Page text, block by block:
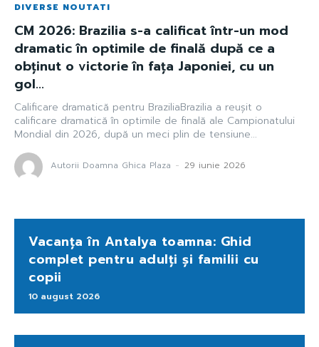
DIVERSE NOUTATI
CM 2026: Brazilia s-a calificat într-un mod
dramatic în optimile de finală după ce a
obținut o victorie în fața Japoniei, cu un
gol...
Calificare dramatică pentru BraziliaBrazilia a reușit o
calificare dramatică în optimile de finală ale Campionatului
Mondial din 2026, după un meci plin de tensiune...
Autorii Doamna Ghica Plaza - 29 iunie 2026
Vacanța în Antalya toamna: Ghid
complet pentru adulți și familii cu
copii
10 august 2026